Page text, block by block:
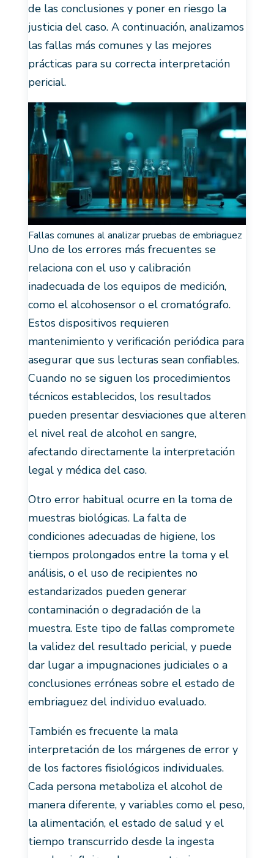
de las conclusiones y poner en riesgo la
justicia del caso. A continuación, analizamos
las fallas más comunes y las mejores
prácticas para su correcta interpretación
pericial.
Fallas comunes al analizar pruebas de embriaguez
Uno de los errores más frecuentes se
relaciona con el uso y calibración
inadecuada de los equipos de medición,
como el alcohosensor o el cromatógrafo.
Estos dispositivos requieren
mantenimiento y verificación periódica para
asegurar que sus lecturas sean confiables.
Cuando no se siguen los procedimientos
técnicos establecidos, los resultados
pueden presentar desviaciones que alteren
el nivel real de alcohol en sangre,
afectando directamente la interpretación
legal y médica del caso.
Otro error habitual ocurre en la toma de
muestras biológicas. La falta de
condiciones adecuadas de higiene, los
tiempos prolongados entre la toma y el
análisis, o el uso de recipientes no
estandarizados pueden generar
contaminación o degradación de la
muestra. Este tipo de fallas compromete
la validez del resultado pericial, y puede
dar lugar a impugnaciones judiciales o a
conclusiones erróneas sobre el estado de
embriaguez del individuo evaluado.
También es frecuente la mala
interpretación de los márgenes de error y
de los factores fisiológicos individuales.
Cada persona metaboliza el alcohol de
manera diferente, y variables como el peso,
la alimentación, el estado de salud y el
tiempo transcurrido desde la ingesta